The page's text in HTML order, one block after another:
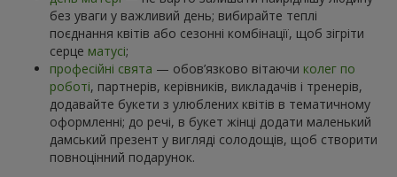
без уваги у важливий день; вибирайте теплі
поєднання квітів або сезонні комбінації, щоб зігріти
серце матусі;
професійні свята — обов’язково вітаючи колег по
роботі, партнерів, керівників, викладачів і тренерів,
додавайте букети з улюблених квітів в тематичному
оформленні; до речі, в букет жінці додати маленький
дамський презент у вигляді солодощів, щоб створити
повноцінний подарунок.